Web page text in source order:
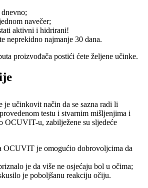
navečer;
aktivni i hidrirani!
neprekidno najmanje 30 dana.
proizvođača postići ćete željene učinke.
je učinkovit način da se sazna radi li
testu i stvarnim mišljenjima i
OCUVIT-u, zabilježene su sljedeće
OCUVIT je omogućio dobrovoljcima da
je da više ne osjećaju bol u očima;
je poboljšanu reakciju očiju.